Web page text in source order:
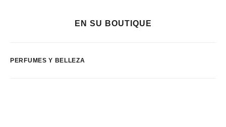
EN SU BOUTIQUE
PERFUMES Y BELLEZA